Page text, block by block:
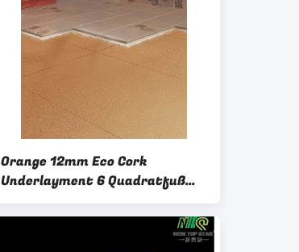
Orange 12mm Eco Cork
Underlayment 6 Quadratfuß
für lamellenförmig
angeordneten Bodenbelag